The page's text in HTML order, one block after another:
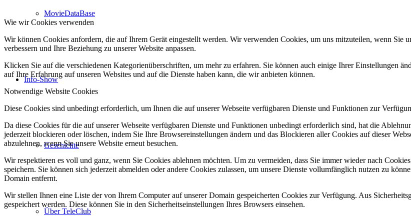
MovieDataBase
Info-Show
Geschichte
Über TeleClub
Wie wir Cookies verwenden
Wir können Cookies anfordern, die auf Ihrem Gerät eingestellt werden. Wir verwenden Cookies, um uns mitzuteilen, wenn Sie
verbessern und Ihre Beziehung zu unserer Website anpassen.
Klicken Sie auf die verschiedenen Kategorienüberschriften, um mehr zu erfahren. Sie können auch einige Ihrer Einstellungen
auf Ihre Erfahrung auf unseren Websites und auf die Dienste haben kann, die wir anbieten können.
Notwendige Website Cookies
Diese Cookies sind unbedingt erforderlich, um Ihnen die auf unserer Webseite verfügbaren Dienste und Funktionen zur
Da diese Cookies für die auf unserer Webseite verfügbaren Dienste und Funktionen unbedingt erforderlich sind, hat die
jederzeit blockieren oder löschen, indem Sie Ihre Browsereinstellungen ändern und das Blockieren aller Cookies auf dieser
abzulehnen, wenn Sie unsere Website erneut besuchen.
Wir respektieren es voll und ganz, wenn Sie Cookies ablehnen möchten. Um zu vermeiden, dass Sie immer wieder nach
speichern. Sie können sich jederzeit abmelden oder andere Cookies zulassen, um unsere Dienste vollumfänglich nutzen zu
Domain entfernt.
Wir stellen Ihnen eine Liste der von Ihrem Computer auf unserer Domain gespeicherten Cookies zur Verfügung. Aus
gespeichert werden. Diese können Sie in den Sicherheitseinstellungen Ihres Browsers einsehen.